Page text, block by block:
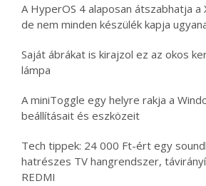
A HyperOS 4 alaposan átszabhatja a
de nem minden készülék kapja
Saját ábrákat is kirajzol ez az okos
lámpa
A miniToggle egy helyre rakja a
beállításait és eszközeit
Tech tippek: 24 000 Ft-ért egy
hatrészes TV hangrendszer,
REDMI